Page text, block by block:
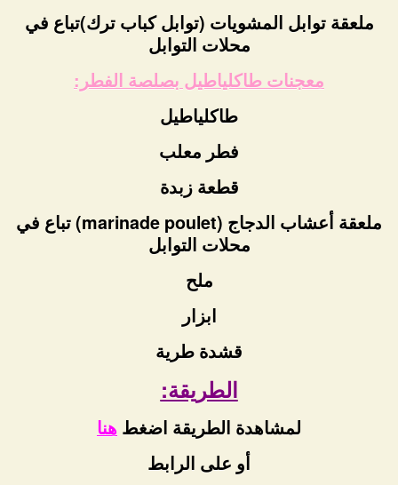
ملعقة توابل المشويات (توابل كباب ترك)تباع في
محلات التوابل
معجنات طاكلياطيل بصلصة الفطر:
طاكلياطيل
فطر معلب
قطعة زبدة
ملعقة أعشاب الدجاج (marinade poulet) تباع في
محلات التوابل
ملح
ابزار
قشدة طرية
الطريقة:
لمشاهدة الطريقة اضغط هنا
أو على الرابط